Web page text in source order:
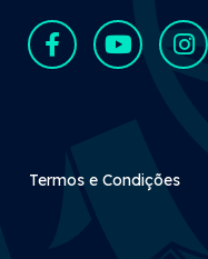
Rodapé
Termos e Condições